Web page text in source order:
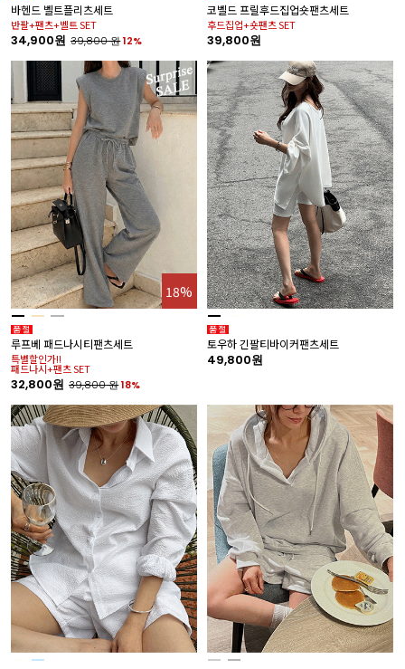
바헨드 벨트플리츠세트
반팔+팬츠+벨트 SET
34,900원 39,800원12%
코벨드 프릴후드집업숏팬츠세트
후드집업+숏팬츠 SET
39,800원
18%
루프베 패드나시티팬츠세트
특별할인가!!
패드나시+팬츠 SET
32,800원 39,800원18%
토우하 긴팔티바이커팬츠세트
49,800원